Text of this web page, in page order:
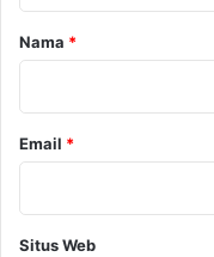
rNama *
Email *
Situs Web